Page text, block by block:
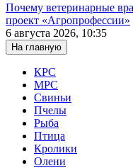
Почему ветеринарные
проект «Агропрофессии»
6 августа 2026, 10:35
На главную
КРС
МРС
Свиньи
Пчелы
Рыба
Птица
Кролики
Олени